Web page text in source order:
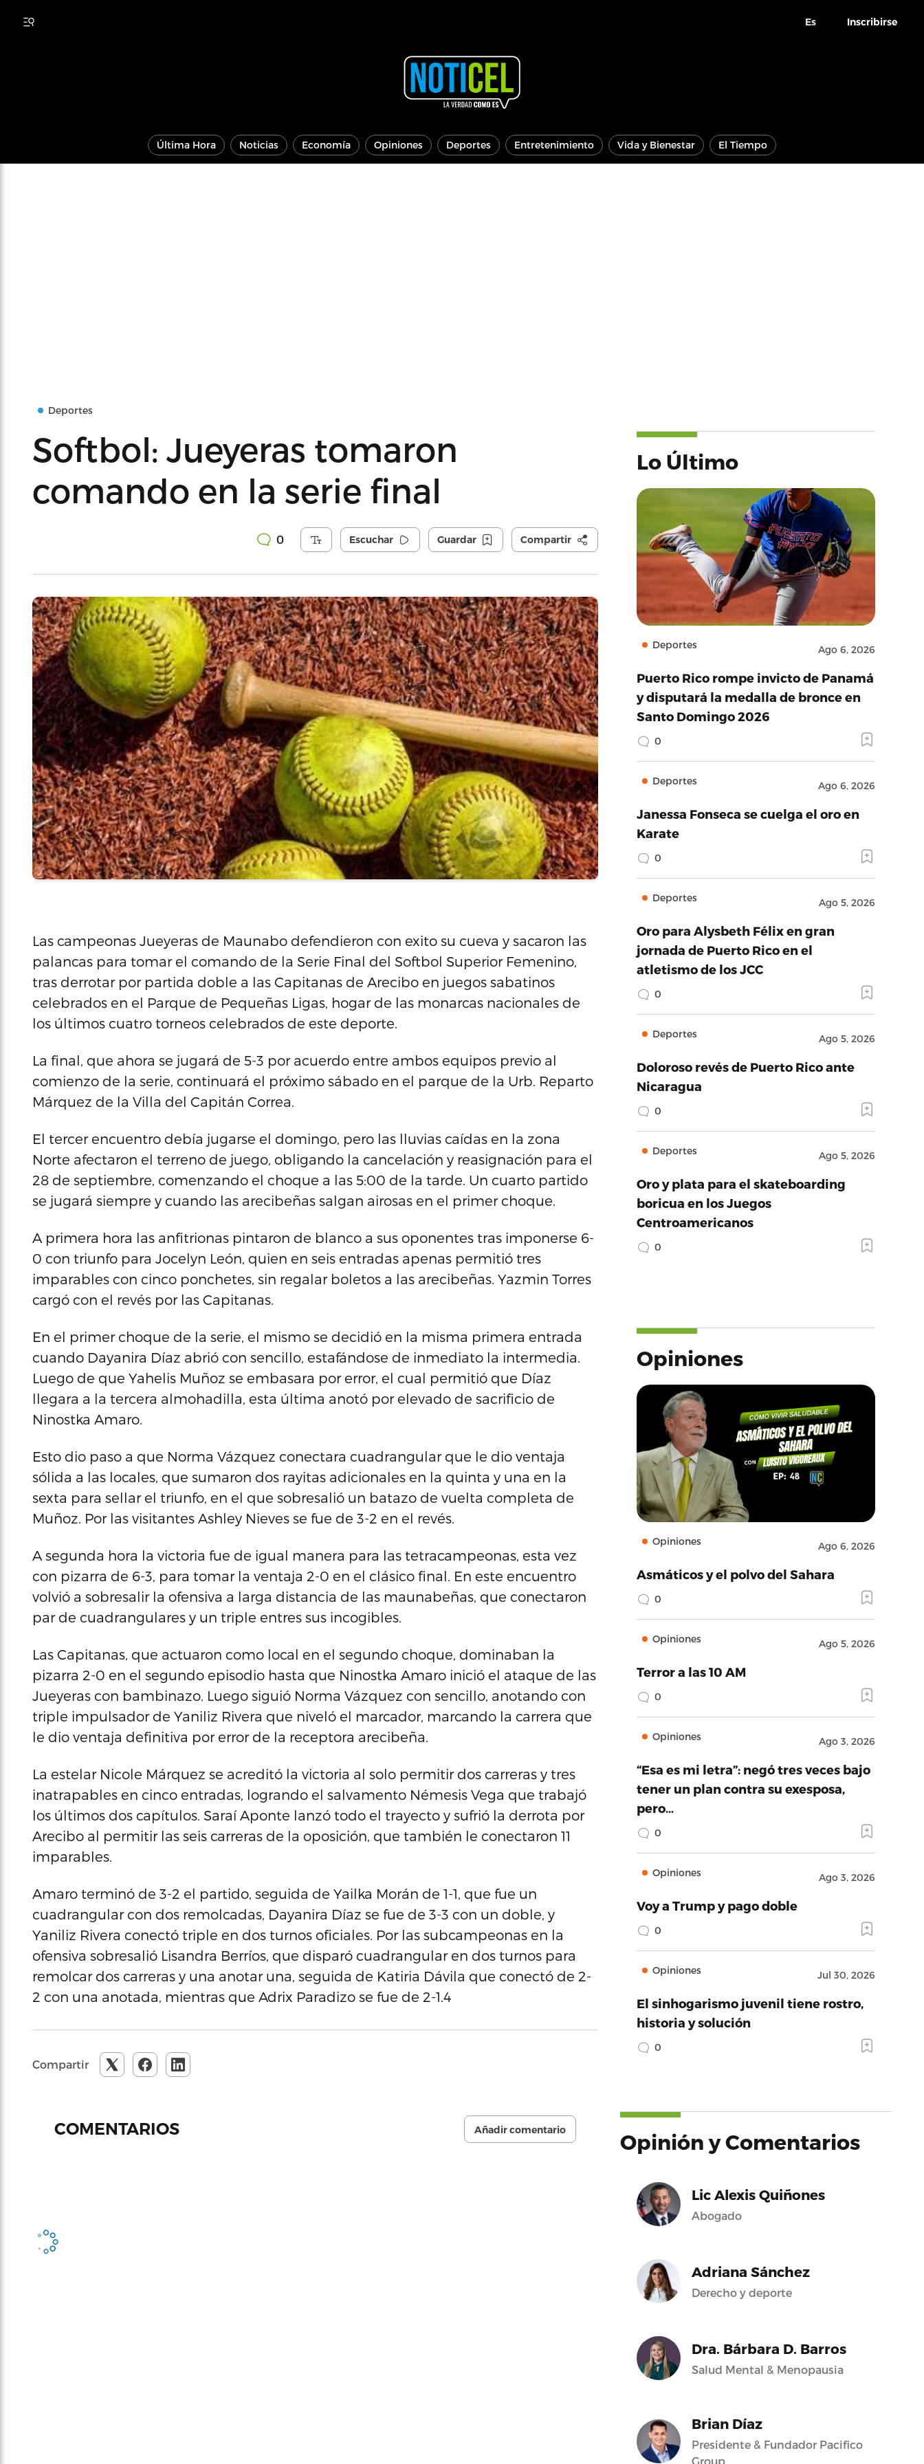
Es Inscribirse
Última Hora Noticias Economía Opiniones Deportes Entretenimiento Vida y Bienestar El Tiempo
Deportes
Softbol: Jueyeras tomaron
comando en la serie final
0 Escuchar Guardar Compartir
Las campeonas Jueyeras de Maunabo defendieron con exito su cueva y sacaron las
palancas para tomar el comando de la Serie Final del Softbol Superior Femenino,
tras derrotar por partida doble a las Capitanas de Arecibo en juegos sabatinos
celebrados en el Parque de Pequeñas Ligas, hogar de las monarcas nacionales de
los últimos cuatro torneos celebrados de este deporte.
La final, que ahora se jugará de 5-3 por acuerdo entre ambos equipos previo al
comienzo de la serie, continuará el próximo sábado en el parque de la Urb. Reparto
Márquez de la Villa del Capitán Correa.
El tercer encuentro debía jugarse el domingo, pero las lluvias caídas en la zona
Norte afectaron el terreno de juego, obligando la cancelación y reasignación para el
28 de septiembre, comenzando el choque a las 5:00 de la tarde. Un cuarto partido
se jugará siempre y cuando las arecibeñas salgan airosas en el primer choque.
A primera hora las anfitrionas pintaron de blanco a sus oponentes tras imponerse 6-
0 con triunfo para Jocelyn León, quien en seis entradas apenas permitió tres
imparables con cinco ponchetes, sin regalar boletos a las arecibeñas. Yazmin Torres
cargó con el revés por las Capitanas.
En el primer choque de la serie, el mismo se decidió en la misma primera entrada
cuando Dayanira Díaz abrió con sencillo, estafándose de inmediato la intermedia.
Luego de que Yahelis Muñoz se embasara por error, el cual permitió que Díaz
llegara a la tercera almohadilla, esta última anotó por elevado de sacrificio de
Ninostka Amaro.
Esto dio paso a que Norma Vázquez conectara cuadrangular que le dio ventaja
sólida a las locales, que sumaron dos rayitas adicionales en la quinta y una en la
sexta para sellar el triunfo, en el que sobresalió un batazo de vuelta completa de
Muñoz. Por las visitantes Ashley Nieves se fue de 3-2 en el revés.
A segunda hora la victoria fue de igual manera para las tetracampeonas, esta vez
con pizarra de 6-3, para tomar la ventaja 2-0 en el clásico final. En este encuentro
volvió a sobresalir la ofensiva a larga distancia de las maunabeñas, que conectaron
par de cuadrangulares y un triple entres sus incogibles.
Las Capitanas, que actuaron como local en el segundo choque, dominaban la
pizarra 2-0 en el segundo episodio hasta que Ninostka Amaro inició el ataque de las
Jueyeras con bambinazo. Luego siguió Norma Vázquez con sencillo, anotando con
triple impulsador de Yaniliz Rivera que niveló el marcador, marcando la carrera que
le dio ventaja definitiva por error de la receptora arecibeña.
La estelar Nicole Márquez se acreditó la victoria al solo permitir dos carreras y tres
inatrapables en cinco entradas, logrando el salvamento Némesis Vega que trabajó
los últimos dos capítulos. Saraí Aponte lanzó todo el trayecto y sufrió la derrota por
Arecibo al permitir las seis carreras de la oposición, que también le conectaron 11
imparables.
Amaro terminó de 3-2 el partido, seguida de Yailka Morán de 1-1, que fue un
cuadrangular con dos remolcadas, Dayanira Díaz se fue de 3-3 con un doble, y
Yaniliz Rivera conectó triple en dos turnos oficiales. Por las subcampeonas en la
ofensiva sobresalió Lisandra Berríos, que disparó cuadrangular en dos turnos para
remolcar dos carreras y una anotar una, seguida de Katiria Dávila que conectó de 2-
2 con una anotada, mientras que Adrix Paradizo se fue de 2-1.4
Compartir
COMENTARIOS Añadir comentario
Lo Último
Deportes Ago 6, 2026
Puerto Rico rompe invicto de Panamá
y disputará la medalla de bronce en
Santo Domingo 2026
0
Deportes Ago 6, 2026
Janessa Fonseca se cuelga el oro en
Karate
0
Deportes Ago 5, 2026
Oro para Alysbeth Félix en gran
jornada de Puerto Rico en el
atletismo de los JCC
0
Deportes Ago 5, 2026
Doloroso revés de Puerto Rico ante
Nicaragua
0
Deportes Ago 5, 2026
Oro y plata para el skateboarding
boricua en los Juegos
Centroamericanos
0
Opiniones
Opiniones Ago 6, 2026
Asmáticos y el polvo del Sahara
0
Opiniones Ago 5, 2026
Terror a las 10 AM
0
Opiniones Ago 3, 2026
“Esa es mi letra”: negó tres veces bajo
tener un plan contra su exesposa,
pero…
0
Opiniones Ago 3, 2026
Voy a Trump y pago doble
0
Opiniones Jul 30, 2026
El sinhogarismo juvenil tiene rostro,
historia y solución
0
Opinión y Comentarios
Lic Alexis Quiñones
Abogado
Adriana Sánchez
Derecho y deporte
Dra. Bárbara D. Barros
Salud Mental & Menopausia
Brian Díaz
Presidente & Fundador Pacifico
Group